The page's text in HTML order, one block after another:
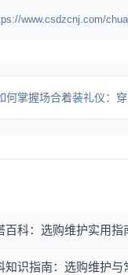
www.csdzcnj.com/
何掌握场合着装礼仪：穿出自信
百科：选购维护实用指
知识指南：选购维护与